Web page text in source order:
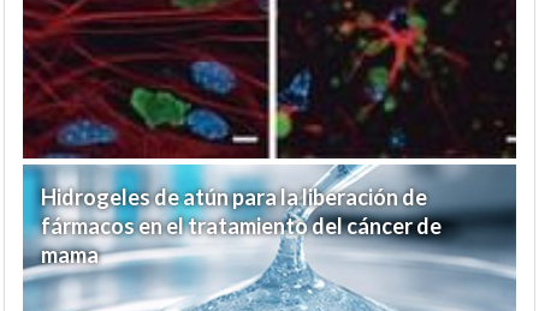
Hidrogeles de atún para la liberación de
fármacos en el tratamiento del cáncer de
mama